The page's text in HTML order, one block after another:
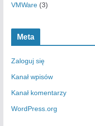
VMWare(3)
Meta
Zaloguj się
Kanał wpisów
Kanał komentarzy
WordPress.org